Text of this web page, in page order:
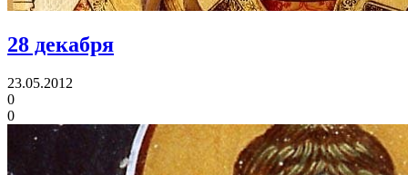
28 декабря
23.05.2012
0
0